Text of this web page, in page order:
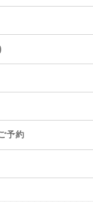
予約